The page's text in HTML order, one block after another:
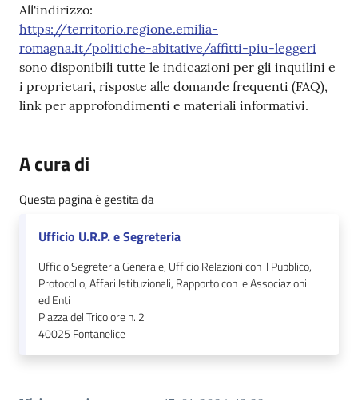
All'indirizzo:
https://territorio.regione.emilia-
romagna.it/politiche-abitative/affitti-piu-leggeri
sono disponibili tutte le indicazioni per gli inquilini e
i proprietari, risposte alle domande frequenti (FAQ),
link per approfondimenti e materiali informativi.
A cura di
Questa pagina è gestita da
Ufficio U.R.P. e Segreteria
Ufficio Segreteria Generale, Ufficio Relazioni con il Pubblico,
Protocollo, Affari Istituzionali, Rapporto con le Associazioni
ed Enti
Piazza del Tricolore n. 2
40025 Fontanelice